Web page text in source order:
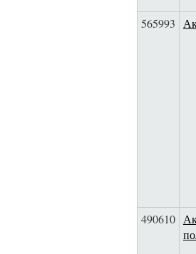
565993
490610